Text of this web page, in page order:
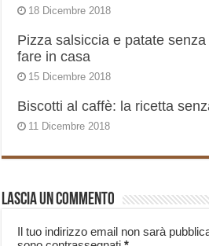
18 Dicembre 2018
Pizza salsiccia e patate
fare in casa
15 Dicembre 2018
Biscotti al caffè: la ricetta
11 Dicembre 2018
Lascia un commento
Il tuo indirizzo email non sarà